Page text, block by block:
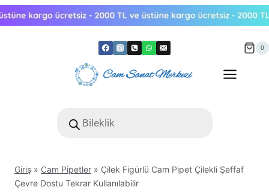
Skip
to
0
search
Giriş » Cam Pipetler » Çilek Figürlü Cam Pipet Çilekli Şeffaf
Çevre Dostu Tekrar Kullanılabilir